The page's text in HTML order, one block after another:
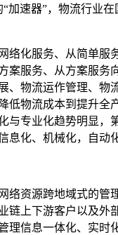
加速器”，物流行业
络化服务、从简单服
案服务、从方案服务
、物流运作管理、物
低物流成本到提升全
与专业化趋势明显，
息化、机械化，自动
络资源跨地域式的管
链上下游客户以及外
理信息一体化、实时